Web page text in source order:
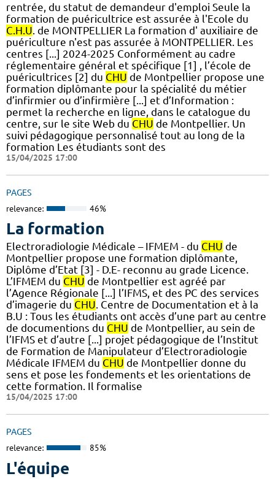
rentrée, du statut de demandeur d'emploi Seule la
formation de puéricultrice est assurée à l'Ecole du
C.H.U . de MONTPELLIER La formation d' auxiliaire de
puériculture n'est pas assurée à MONTPELLIER. Les
centres [...] 2024-2025 Conformément au cadre
réglementaire général et spécifique [1] , l’école de
puéricultrices [2] du CHU de Montpellier propose une
formation diplômante pour la spécialité du métier
d’infirmier ou d’infirmière [...] et d’Information :
permet la recherche en ligne, dans le catalogue du
centre, sur le site Web du CHU de Montpellier. Un
suivi pédagogique personnalisé tout au long de la
formation Les étudiants sont des
15/04/2025 17:00
PAGES
relevance: 46%
La formation
Electroradiologie Médicale – IFMEM - du CHU de
Montpellier propose une formation diplômante,
Diplôme d’Etat [3] - D.E- reconnu au grade Licence.
L’IFMEM du CHU de Montpellier est agréé par
l’Agence Régionale [...] l’IFMS, et des PC des services
d’imagerie du CHU. Centre de Documentation et à la
B.U : Tous les étudiants ont accès d’une part au centre
de documentions du CHU de Montpellier, au sein de
l’IFMS et d’autre [...] projet pédagogique de l’Institut
de Formation de Manipulateur d’Electroradiologie
Médicale IFMEM du CHU de Montpellier donne du
sens et pose les fondements et les orientations de
cette formation. Il formalise
15/04/2025 17:00
PAGES
relevance: 85%
L'équipe